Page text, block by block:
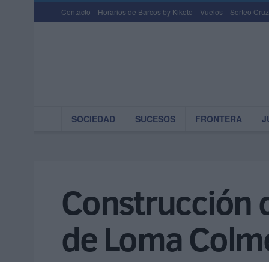
Contacto Horarios de Barcos by Kikoto Vuelos Sorteo
SOCIEDAD SUCESOS FRONTERA
Construcción
de Loma